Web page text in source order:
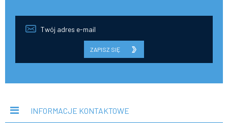
ZAPISZ SIĘ
INFORMACJE KONTAKTOWE